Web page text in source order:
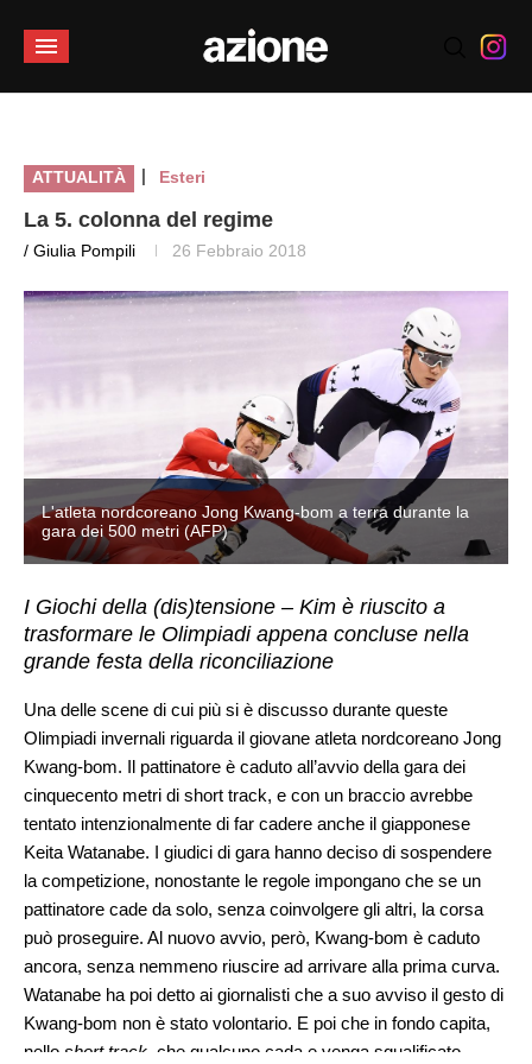
ATTUALITÀ | Esteri
La 5. colonna del regime
/ Giulia Pompili 26 Febbraio 2018
L'atleta nordcoreano Jong Kwang-bom a terra durante la
gara dei 500 metri (AFP)
I Giochi della (dis)tensione – Kim è riuscito a
trasformare le Olimpiadi appena concluse nella
grande festa della riconciliazione
Una delle scene di cui più si è discusso durante queste
Olimpiadi invernali riguarda il giovane atleta nordcoreano Jong
Kwang-bom. Il pattinatore è caduto all’avvio della gara dei
cinquecento metri di short track, e con un braccio avrebbe
tentato intenzionalmente di far cadere anche il giapponese
Keita Watanabe. I giudici di gara hanno deciso di sospendere
la competizione, nonostante le regole impongano che se un
pattinatore cade da solo, senza coinvolgere gli altri, la corsa
può proseguire. Al nuovo avvio, però, Kwang-bom è caduto
ancora, senza nemmeno riuscire ad arrivare alla prima curva.
Watanabe ha poi detto ai giornalisti che a suo avviso il gesto di
Kwang-bom non è stato volontario. E poi che in fondo capita,
nello short track , che qualcuno cada e venga squalificato.